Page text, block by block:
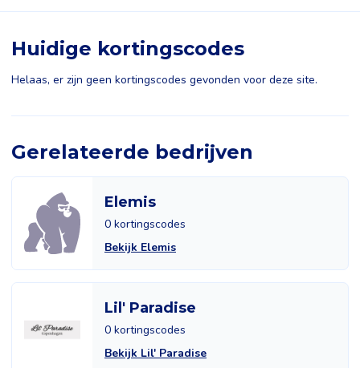
Huidige kortingscodes
Helaas, er zijn geen kortingscodes gevonden voor deze site.
Gerelateerde bedrijven
Elemis
0 kortingscodes
Bekijk Elemis
Lil' Paradise
0 kortingscodes
Bekijk Lil' Paradise